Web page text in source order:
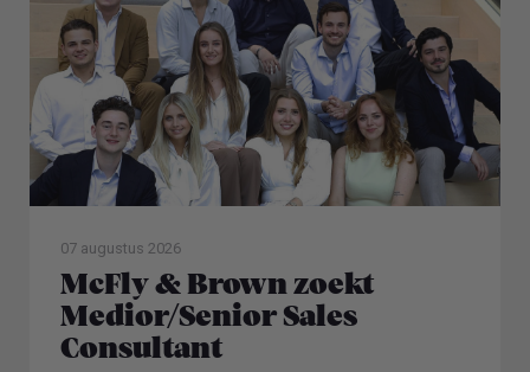
07 augustus 2026
McFly & Brown zoekt
Medior/Senior Sales
Consultant